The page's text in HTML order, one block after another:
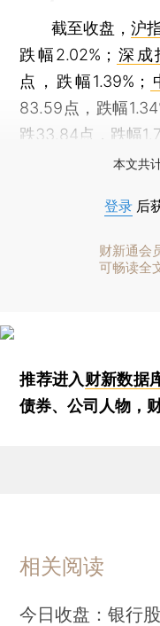
截至收盘，沪
跌幅2.02%； 深成
点，跌幅1.39%；
83.59点，跌幅
跌33.84点，跌幅
本文共
登录 后
财新通会
可畅读全
推荐进入财新数据
债券、公司人物，
相关阅读
今日收盘：银行